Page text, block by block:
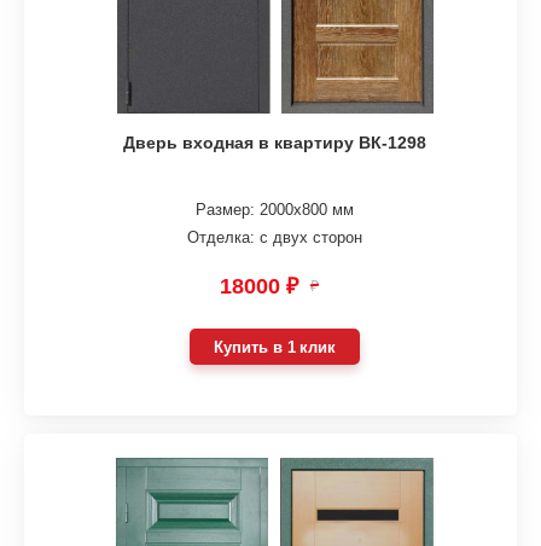
Дверь входная в квартиру ВК-1298
Размер: 2000х800 мм
Отделка: с двух сторон
18000 ₽ ₽
Купить в 1 клик